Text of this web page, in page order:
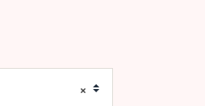
×